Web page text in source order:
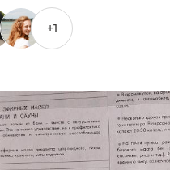
+1